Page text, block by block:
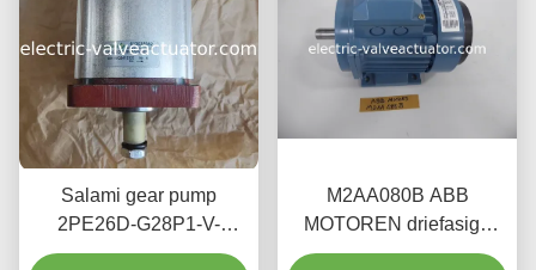
Salami gear pump
2PE26D-G28P1-V-
VS400: dual guarantee of
M2AA080B ABB
MOTOREN driefasige
elektrische motor 50HZ of